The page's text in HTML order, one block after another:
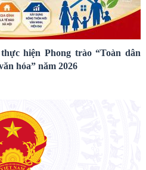
hiện Phong trào “Toàn dân
hóa” năm 2026